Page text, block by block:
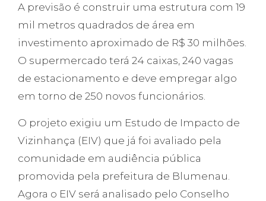
A previsão é construir uma estrutura com 19
mil metros quadrados de área em
investimento aproximado de R$ 30 milhões.
O supermercado terá 24 caixas, 240 vagas
de estacionamento e deve empregar algo
em torno de 250 novos funcionários.
O projeto exigiu um Estudo de Impacto de
Vizinhança (EIV) que já foi avaliado pela
comunidade em audiência pública
promovida pela prefeitura de Blumenau.
Agora o EIV será analisado pelo Conselho